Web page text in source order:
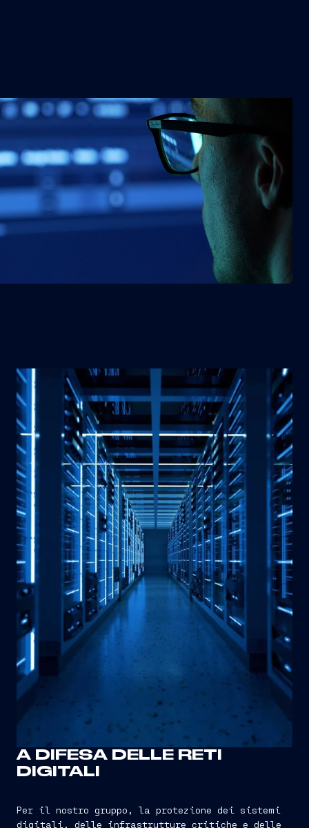
CYBER
SECURITY
A DIFESA DELLE RETI
DIGITALI
Per il nostro gruppo, la protezione dei sistemi
digitali, delle infrastrutture critiche e delle